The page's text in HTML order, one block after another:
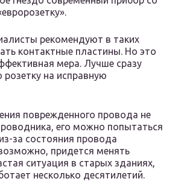
рекомендуют в таких
контактные пластины. Но это
мера. Лучше сразу
розетку на исправную
поврежденного провода не
его можно попытаться
за состояния провода
придется менять
ситуация в старых зданиях,
несколько десятилетий.